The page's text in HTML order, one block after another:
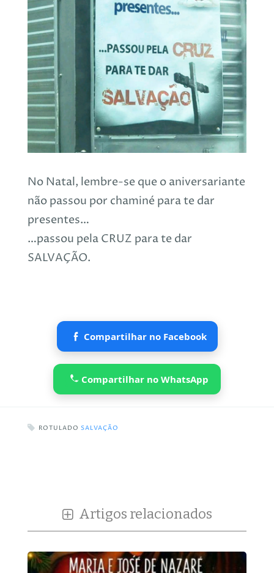
No Natal, lembre-se que o aniversariante
não passou por chaminé para te dar
presentes…
…passou pela CRUZ para te dar
SALVAÇÃO.
Compartilhar no Facebook
Compartilhar no WhatsApp
ROTULADO SALVAÇÃO
Artigos relacionados